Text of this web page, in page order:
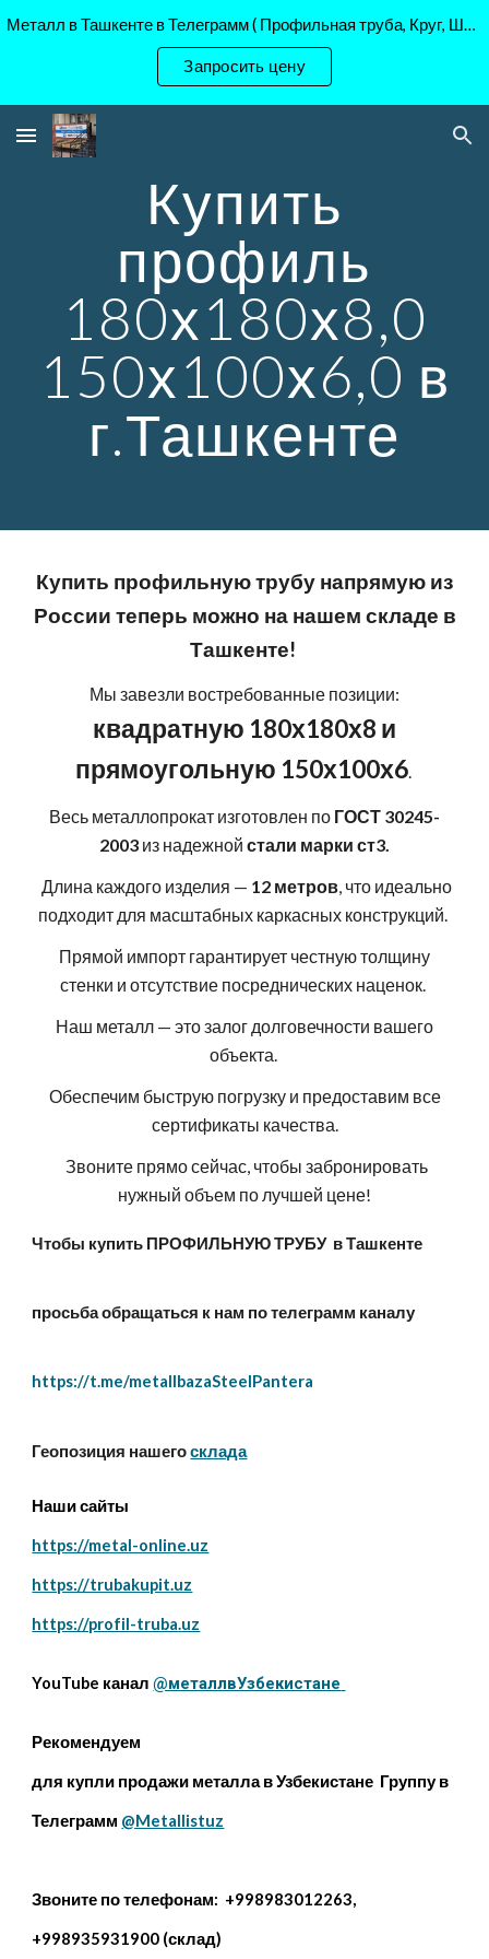
Skip to navigation
Металл в Ташкенте в Телеграмм ( Профильная труба, Круг, Шестигранник Ст45, 40Х, )
Запросить цену
Купить
профиль
180х180х8,0
150х100х6,0 в
г.Ташкенте
Купить профильную трубу напрямую из
России теперь можно на нашем складе в
Ташкенте!
Мы завезли востребованные позиции:
квадратную 180х180х8 и
прямоугольную 150х100х6.
Весь металлопрокат изготовлен по ГОСТ 30245-
2003 из надежной стали марки ст3.
Длина каждого изделия — 12 метров, что идеально
подходит для масштабных каркасных конструкций.
Прямой импорт гарантирует честную толщину
стенки и отсутствие посреднических наценок.
Наш металл — это залог долговечности вашего
объекта.
Обеспечим быструю погрузку и предоставим все
сертификаты качества.
Звоните прямо сейчас, чтобы забронировать
нужный объем по лучшей цене!
Чтобы купить ПРОФИЛЬНУЮ ТРУБУ в Ташкенте
просьба обращаться к нам по телеграмм каналу
https://t.me/metallbazaSteelPantera
Геопозиция нашего склада
Наши сайты
https://metal-online.uz
https://trubakupit.uz
https://profil-truba.uz
YouTube канал @металлвУзбекистане
Рекомендуем
для купли продажи металла в Узбекистане Группу в
Телеграмм @Metallistuz
Звоните по телефонам: +998983012263,
+998935931900 (склад)